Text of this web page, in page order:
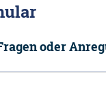
oder